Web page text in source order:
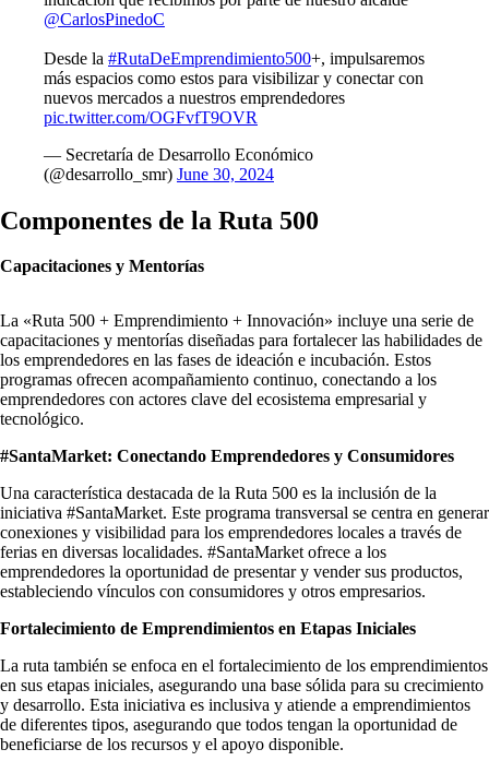
@CarlosPinedoC
Desde la #RutaDeEmprendimiento500+, impulsaremos
más espacios como estos para visibilizar y conectar con
nuevos mercados a nuestros emprendedores
pic.twitter.com/OGFvfT9OVR
— Secretaría de Desarrollo Económico
(@desarrollo_smr) June 30, 2024
Componentes de la Ruta 500
Capacitaciones y Mentorías
La «Ruta 500 + Emprendimiento + Innovación» incluye una serie de
capacitaciones y mentorías diseñadas para fortalecer las habilidades de
los emprendedores en las fases de ideación e incubación. Estos
programas ofrecen acompañamiento continuo, conectando a los
emprendedores con actores clave del ecosistema empresarial y
tecnológico.
#SantaMarket: Conectando Emprendedores y Consumidores
Una característica destacada de la Ruta 500 es la inclusión de la
iniciativa #SantaMarket. Este programa transversal se centra en generar
conexiones y visibilidad para los emprendedores locales a través de
ferias en diversas localidades. #SantaMarket ofrece a los
emprendedores la oportunidad de presentar y vender sus productos,
estableciendo vínculos con consumidores y otros empresarios.
Fortalecimiento de Emprendimientos en Etapas Iniciales
La ruta también se enfoca en el fortalecimiento de los emprendimientos
en sus etapas iniciales, asegurando una base sólida para su crecimiento
y desarrollo. Esta iniciativa es inclusiva y atiende a emprendimientos
de diferentes tipos, asegurando que todos tengan la oportunidad de
beneficiarse de los recursos y el apoyo disponible.